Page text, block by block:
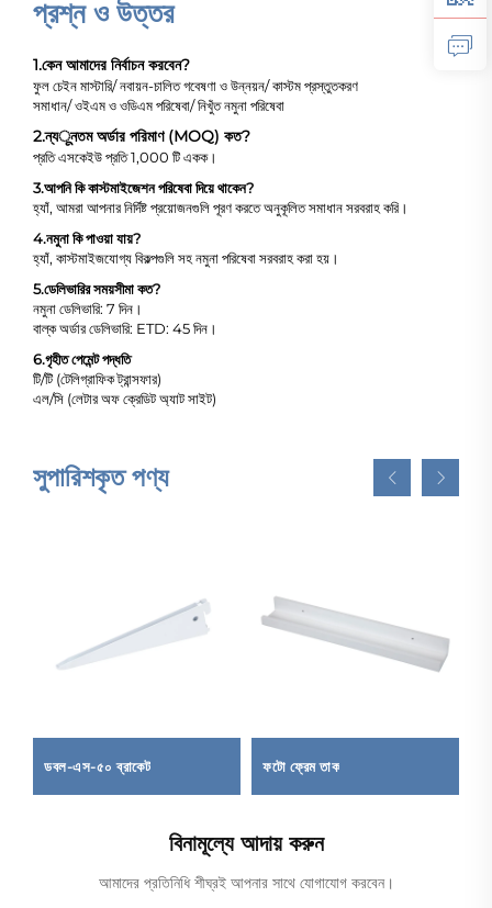
প্রশ্ন ও উত্তর
1.কেন আমাদের নির্বাচন করবেন?
ফুল চেইন মাস্টারি/ নবায়ন-চালিত গবেষণা ও উন্নয়ন/ কাস্টম প্রস্তুতকরণ
সমাধান/ ওইএম ও ওডিএম পরিষেবা/ নিখুঁত নমুনা পরিষেবা
2.ন্যूনতম অর্ডার পরিমাণ (MOQ) কত?
প্রতি এসকেইউ প্রতি 1,000 টি একক।
3.আপনি কি কাস্টমাইজেশন পরিষেবা দিয়ে থাকেন?
হ্যাঁ, আমরা আপনার নির্দিষ্ট প্রয়োজনগুলি পূরণ করতে অনুকূলিত সমাধান সরবরাহ করি।
4.নমুনা কি পাওয়া যায়?
হ্যাঁ, কাস্টমাইজযোগ্য বিকল্পগুলি সহ নমুনা পরিষেবা সরবরাহ করা হয়।
5.ডেলিভারির সময়সীমা কত?
নমুনা ডেলিভারি: 7 দিন।
বাল্ক অর্ডার ডেলিভারি: ETD: 45 দিন।
6.গৃহীত পেমেন্ট পদ্ধতি
টি/টি (টেলিগ্রাফিক ট্রান্সফার)
এল/সি (লেটার অফ ক্রেডিট অ্যাট সাইট)
সুপারিশকৃত পণ্য
ডবল-এস-৫০ ব্রাকেট ফটো ফ্রেম তাক
বিনামূল্যে আদায় করুন
আমাদের প্রতিনিধি শীঘ্রই আপনার সাথে যোগাযোগ করবেন।